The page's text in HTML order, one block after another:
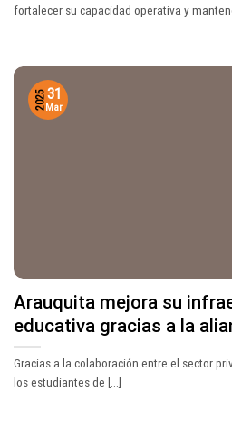
fortalecer su capacidad operativa y
Arauquita mejora su
educativa gracias a la
Gracias a la colaboración entre el sector
los estudiantes de [...]
31
Mar
2025